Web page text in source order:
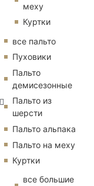
меху
Куртки
все пальто
Пуховики
Пальто
демисезонные
Пальто из
шерсти
Пальто альпака
Пальто на меху
Куртки
все большие